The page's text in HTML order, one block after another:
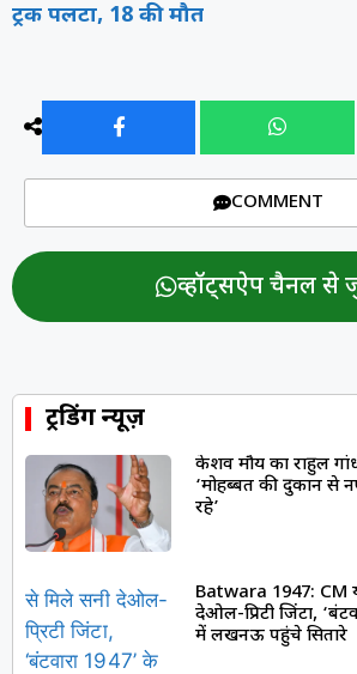
ट्रक पलटा, 18 की मौत
COMMENT
व्हॉट्सऐप चैनल से
ट्रेंडिंग न्यूज़
केशव मौर्य का राहुल
‘मोहब्बत की दुकान से
रहे’
Batwara 1947: CM
देओल-प्रिटी जिंटा,
में लखनऊ पहुंचे सितारे